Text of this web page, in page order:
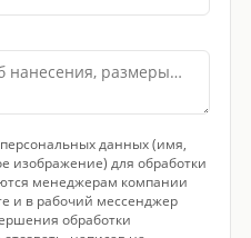
данных (имя,
изображение) для обработки
менеджерам компании
и в рабочий мессенджер
обработки